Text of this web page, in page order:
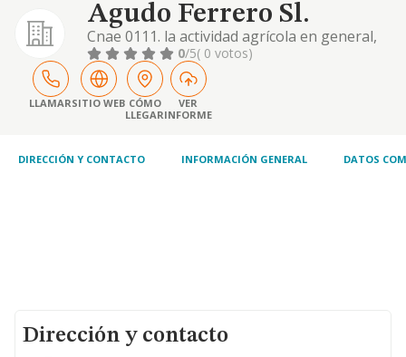
Agudo Ferrero Sl.
Cnae 0111. la actividad agrícola en general,
la explotación de fincas rústicas ya sean en
propiedad, arrendamiento, aparcería o
integración y las actividades
complementarias a las anteriores, así como
la realización de trabajos agrícolas a
0/5( 0 votos)
LLAMARSITIO WEB CÓMO
LLEGAR
VER
INFORME
DIRECCIÓN Y CONTACTO INFORMACIÓN GENERAL DATOS
Dirección y contacto